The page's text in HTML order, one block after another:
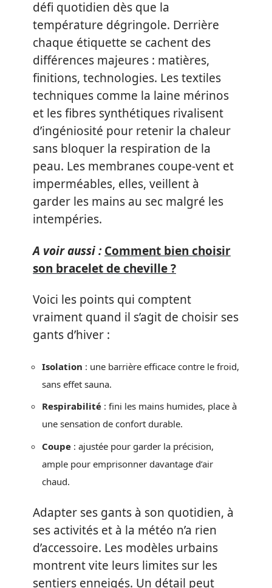
défi quotidien dès que la
température dégringole. Derrière
chaque étiquette se cachent des
différences majeures : matières,
finitions, technologies. Les textiles
techniques comme la laine mérinos
et les fibres synthétiques rivalisent
d’ingéniosité pour retenir la chaleur
sans bloquer la respiration de la
peau. Les membranes coupe-vent et
imperméables, elles, veillent à
garder les mains au sec malgré les
intempéries.
A voir aussi : Comment bien choisir
son bracelet de cheville ?
Voici les points qui comptent
vraiment quand il s’agit de choisir ses
gants d’hiver :
Isolation : une barrière efficace contre le froid,
sans effet sauna.
Respirabilité : fini les mains humides, place à
une sensation de confort durable.
Coupe : ajustée pour garder la précision,
ample pour emprisonner davantage d’air
chaud.
Adapter ses gants à son quotidien, à
ses activités et à la météo n’a rien
d’accessoire. Les modèles urbains
montrent vite leurs limites sur les
sentiers enneigés. Un détail peut